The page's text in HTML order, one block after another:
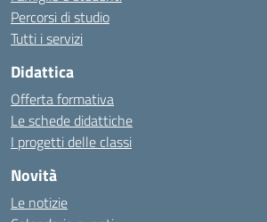
Percorsi di studio
Tutti i servizi
Didattica
Offerta formativa
Le schede didattiche
I progetti delle classi
Novità
Le notizie